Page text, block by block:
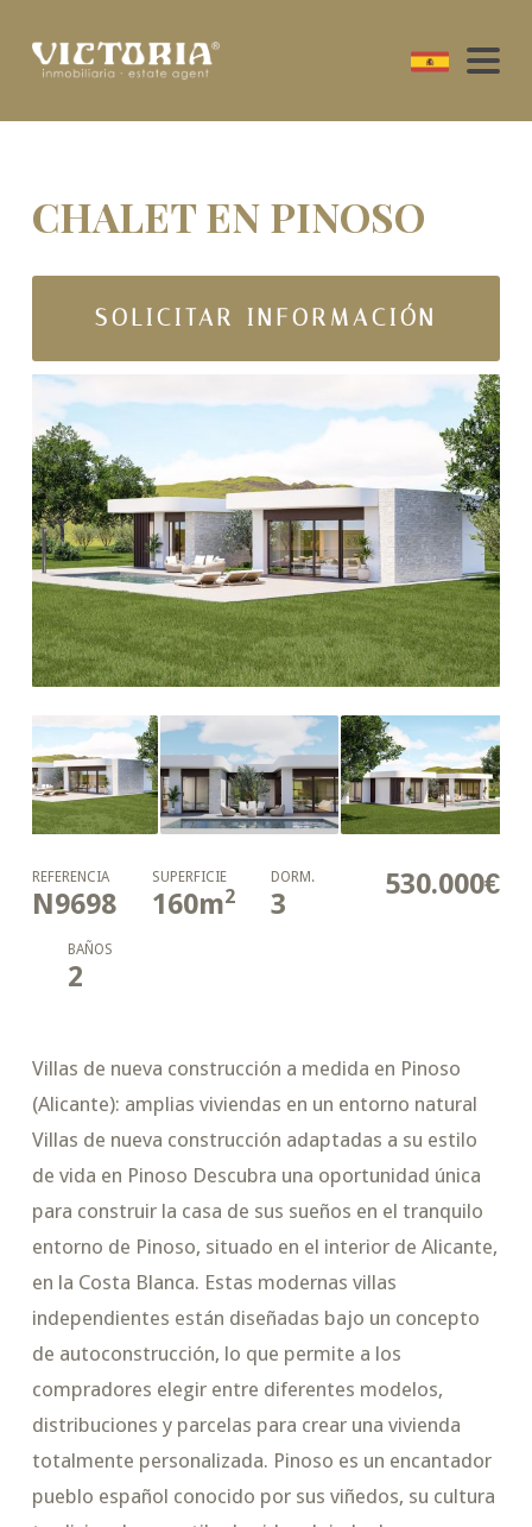
CHALET EN PINOSO
SOLICITAR INFORMACIÓN
530.000€
REFERENCIA
N9698
SUPERFICIE
160m2
DORM.
3
BAÑOS
2
Villas de nueva construcción a medida en Pinoso
(Alicante): amplias viviendas en un entorno natural
Villas de nueva construcción adaptadas a su estilo
de vida en Pinoso Descubra una oportunidad única
para construir la casa de sus sueños en el tranquilo
entorno de Pinoso, situado en el interior de Alicante,
en la Costa Blanca. Estas modernas villas
independientes están diseñadas bajo un concepto
de autoconstrucción, lo que permite a los
compradores elegir entre diferentes modelos,
distribuciones y parcelas para crear una vivienda
totalmente personalizada. Pinoso es un encantador
pueblo español conocido por sus viñedos, su cultura